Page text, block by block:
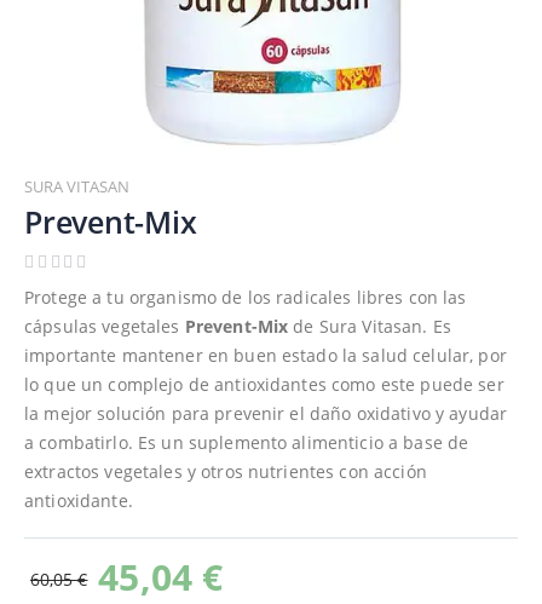
al
comienzo
de
la
galería
imágenes
SURA VITASAN
Prevent-Mix
Protege a tu organismo de los radicales libres con las
cápsulas vegetales Prevent-Mix de Sura Vitasan. Es
importante mantener en buen estado la salud celular, por
lo que un complejo de antioxidantes como este puede ser
la mejor solución para prevenir el daño oxidativo y ayudar
a combatirlo. Es un suplemento alimenticio a base de
extractos vegetales y otros nutrientes con acción
antioxidante.
45,04 €
60,05 €